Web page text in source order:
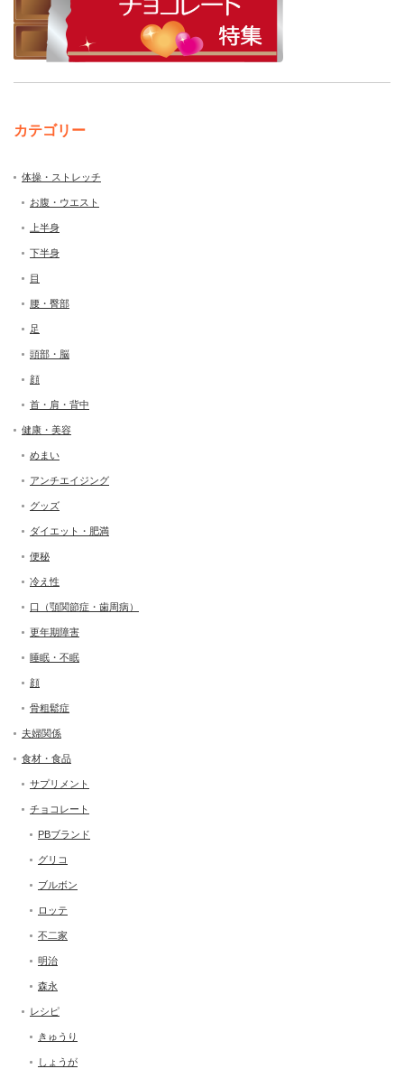
カテゴリー
体操・ストレッチ
お腹・ウエスト
上半身
下半身
目
腰・臀部
足
頭部・脳
顔
首・肩・背中
健康・美容
めまい
アンチエイジング
グッズ
ダイエット・肥満
便秘
冷え性
口（顎関節症・歯周病）
更年期障害
睡眠・不眠
顔
骨粗鬆症
夫婦関係
食材・食品
サプリメント
チョコレート
PBブランド
グリコ
ブルボン
ロッテ
不二家
明治
森永
レシピ
きゅうり
しょうが